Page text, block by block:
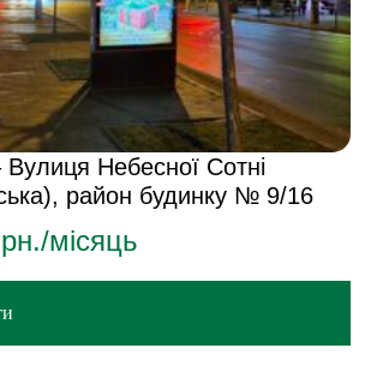
Вулиця Небесної Сотні
район будинку № 9/16
місяць